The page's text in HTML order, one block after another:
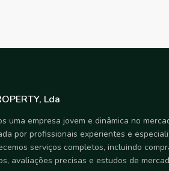
Lda
uma empresa jovem e dinâmica no
por profissionais experientes e
serviços completos, incluindo
avaliações precisas e estudos de